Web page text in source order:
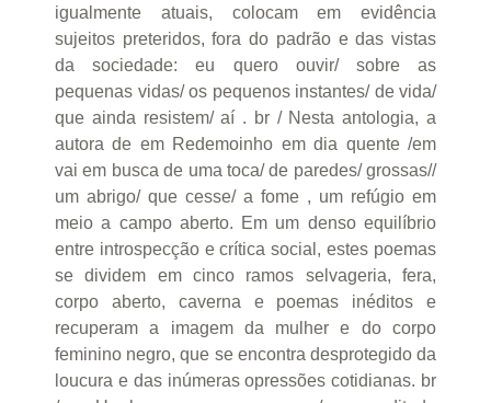
igualmente atuais, colocam em evidência
sujeitos preteridos, fora do padrão e das vistas
da sociedade: eu quero ouvir/ sobre as
pequenas vidas/ os pequenos instantes/ de vida/
que ainda resistem/ aí . br / Nesta antologia, a
autora de em Redemoinho em dia quente /em
vai em busca de uma toca/ de paredes/ grossas//
um abrigo/ que cesse/ a fome , um refúgio em
meio a campo aberto. Em um denso equilíbrio
entre introspecção e crítica social, estes poemas
se dividem em cinco ramos selvageria, fera,
corpo aberto, caverna e poemas inéditos e
recuperam a imagem da mulher e do corpo
feminino negro, que se encontra desprotegido da
loucura e das inúmeras opressões cotidianas. br